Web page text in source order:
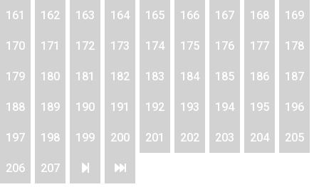
161 162 163 164 165 166 167 168 169
170 171 172 173 174 175 176 177 178
179 180 181 182 183 184 185 186 187
188 189 190 191 192 193 194 195 196
197 198 199 200 201 202 203 204 205
206 207